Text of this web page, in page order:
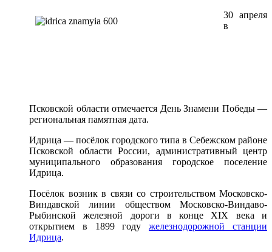
30 апреля
в
Псковской области отмечается День Знамени Победы —
региональная памятная дата.
Идрица — посёлок городского типа в Себежском районе
Псковской области России, административный центр
муниципального образования городское поселение
Идрица.
Посёлок возник в связи со строительством Московско-
Виндавской линии обществом Московско-Виндаво-
Рыбинской железной дороги в конце XIX века и
открытием в 1899 годужелезнодорожной станции
Идрица.